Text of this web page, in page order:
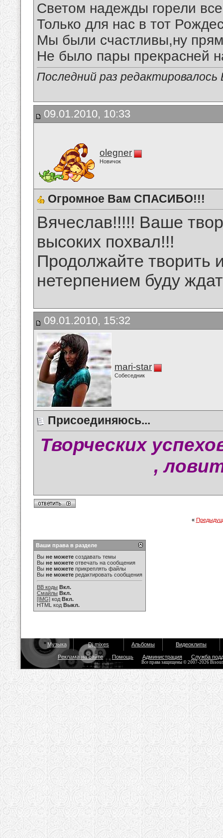
Светом надежды горели
Только для нас в тот
Мы были счастливы,ну
Не было пары прекрасней
Последний раз
09.01.2010, 10:33
olegner
Новичок
Огромное Вам СПАСИБО!!!
Вячеслав!!!!! Ваше
высоких похвал!!!
Продолжайте творить
нетерпением буду
09.01.2010, 15:32
mari-star
Собеседник
Присоединяюсь...
Творческих
,
«
Ваши права в разделе
Вы не можете создавать темы
Вы не можете отвечать на сообщения
Вы не можете прикреплять файлы
Вы не можете редактировать сообщения
BB коды Вкл.
Смайлы Вкл.
[IMG] код Вкл.
HTML код Выкл.
Музыка Dj mixes Альбомы Видеоклипы
Реклама на сайте Помощь Администрация Служба
Все права защищены © 2007-2026